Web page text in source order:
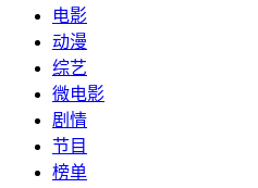
电影
动漫
综艺
微电影
剧情
节目
榜单